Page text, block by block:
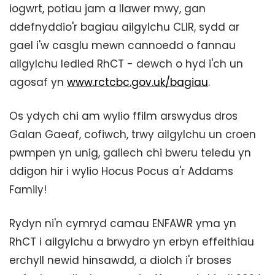
iogwrt, potiau jam a llawer mwy, gan
ddefnyddio'r bagiau ailgylchu CLIR, sydd ar
gael i'w casglu mewn cannoedd o fannau
ailgylchu ledled RhCT - dewch o hyd i'ch un
agosaf yn www.rctcbc.gov.uk/bagiau.
Os ydych chi am wylio ffilm arswydus dros
Galan Gaeaf, cofiwch, trwy ailgylchu un croen
pwmpen yn unig, gallech chi bweru teledu yn
ddigon hir i wylio Hocus Pocus a'r Addams
Family!
Rydyn ni'n cymryd camau ENFAWR yma yn
RhCT i ailgylchu a brwydro yn erbyn effeithiau
erchyll newid hinsawdd, a diolch i'r broses